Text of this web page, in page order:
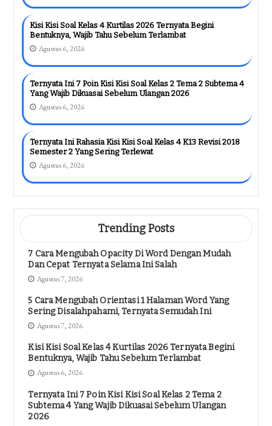
Kisi Kisi Soal Kelas 4 Kurtilas 2026 Ternyata Begini
Bentuknya, Wajib Tahu Sebelum Terlambat
Agustus 6, 2026
Ternyata Ini 7 Poin Kisi Kisi Soal Kelas 2 Tema 2 Subtema 4
Yang Wajib Dikuasai Sebelum Ulangan 2026
Agustus 6, 2026
Ternyata Ini Rahasia Kisi Kisi Soal Kelas 4 K13 Revisi 2018
Semester 2 Yang Sering Terlewat
Agustus 6, 2026
Trending Posts
7 Cara Mengubah Opacity Di Word Dengan Mudah
Dan Cepat Ternyata Selama Ini Salah
Agustus 7, 2026
5 Cara Mengubah Orientasi 1 Halaman Word Yang
Sering Disalahpahami, Ternyata Semudah Ini
Agustus 7, 2026
Kisi Kisi Soal Kelas 4 Kurtilas 2026 Ternyata Begini
Bentuknya, Wajib Tahu Sebelum Terlambat
Agustus 6, 2026
Ternyata Ini 7 Poin Kisi Kisi Soal Kelas 2 Tema 2
Subtema 4 Yang Wajib Dikuasai Sebelum Ulangan
2026